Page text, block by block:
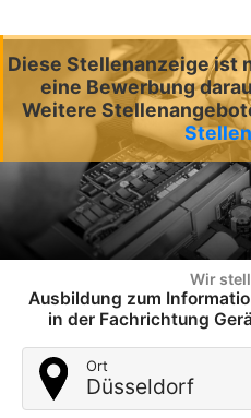
Diese Stellenanzeige ist
eine Bewerbung
Weitere
Wir
Ausbildung zum
in der Fachrichtung
Ort
Düsseldorf